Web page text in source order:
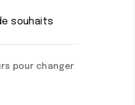
souhaits
pour changer